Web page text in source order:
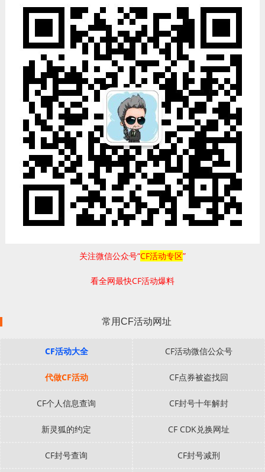
关注微信公众号“CF活动专区”
看全网最快CF活动爆料
常用CF活动网址
CF活动大全 CF活动微信公众号
代做CF活动 CF点券被盗找回
CF个人信息查询 CF封号十年解封
新灵狐的约定 CF CDK兑换网址
CF封号查询 CF封号减刑